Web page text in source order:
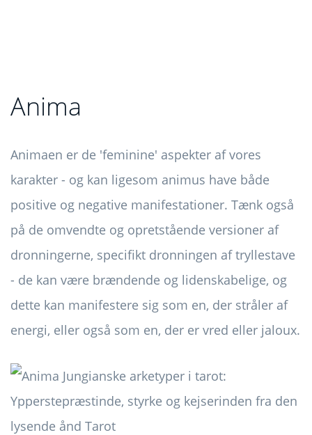
Anima
Animaen er de 'feminine' aspekter af vores
karakter - og kan ligesom animus have både
positive og negative manifestationer. Tænk også
på de omvendte og opretstående versioner af
dronningerne, specifikt dronningen af ​​tryllestave
- de kan være brændende og lidenskabelige, og
dette kan manifestere sig som en, der stråler af
energi, eller også som en, der er vred eller jaloux.